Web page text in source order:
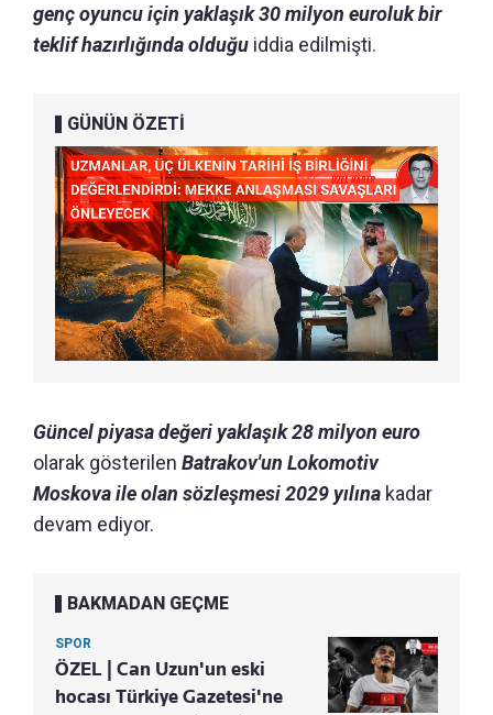
genç oyuncu için yaklaşık 30 milyon euroluk bir
teklif hazırlığında olduğu iddia edilmişti.
GÜNÜN ÖZETİ
Güncel piyasa değeri yaklaşık 28 milyon euro
olarak gösterilen Batrakov'un Lokomotiv
Moskova ile olan sözleşmesi 2029 yılına kadar
devam ediyor.
BAKMADAN GEÇME
SPOR
ÖZEL | Can Uzun'un eski
hocası Türkiye Gazetesi'ne